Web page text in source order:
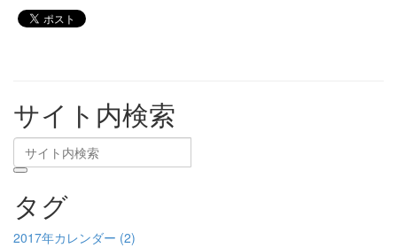
サイト内検索
タグ
2017年カレンダー (2)